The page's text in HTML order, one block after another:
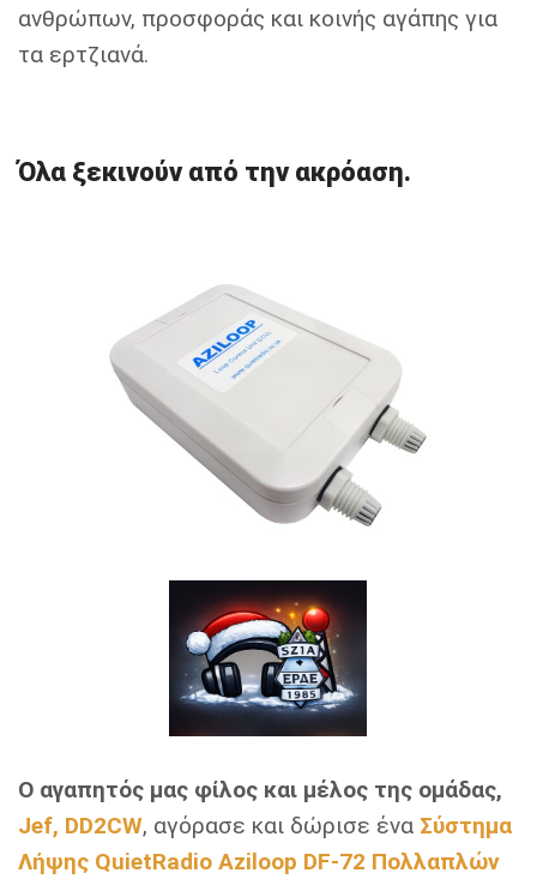
ανθρώπων, προσφοράς και κοινής αγάπης για
τα ερτζιανά.
Όλα ξεκινούν από την ακρόαση.
Ο αγαπητός μας φίλος και μέλος της ομάδας,
Jef, DD2CW, αγόρασε και δώρισε ένα Σύστημα
Λήψης QuietRadio Aziloop DF-72 Πολλαπλών